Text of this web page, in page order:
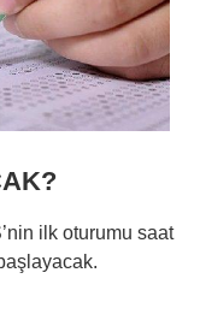
ilk oturumu saat